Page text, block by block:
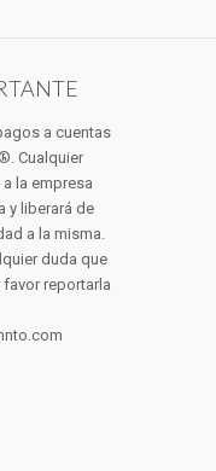
a cuentas
Cualquier
la empresa
y liberará de
a la misma.
duda que
reportarla